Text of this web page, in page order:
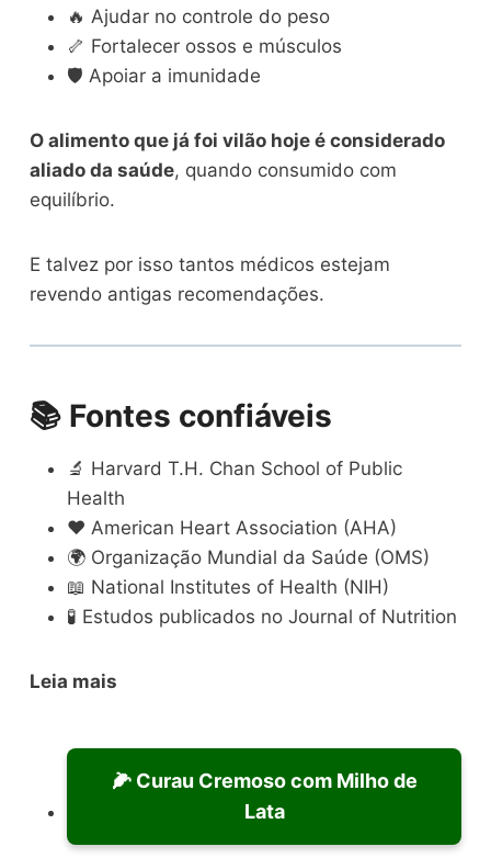
🔥 Ajudar no controle do peso
🦴 Fortalecer ossos e músculos
🛡️ Apoiar a imunidade
O alimento que já foi vilão hoje é considerado
aliado da saúde, quando consumido com
equilíbrio.
E talvez por isso tantos médicos estejam
revendo antigas recomendações.
📚 Fontes confiáveis
🔬 Harvard T.H. Chan School of Public
Health
❤️ American Heart Association (AHA)
🌍 Organização Mundial da Saúde (OMS)
📖 National Institutes of Health (NIH)
🧪 Estudos publicados no Journal of Nutrition
Leia mais
🌽 Curau Cremoso com Milho de
Lata